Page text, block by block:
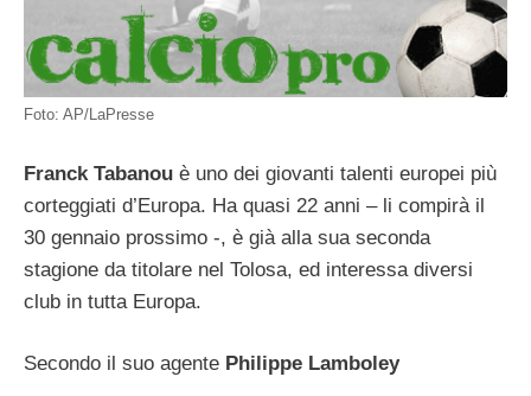
Foto: AP/LaPresse
Franck Tabanou è uno dei giovanti talenti europei più
corteggiati d’Europa. Ha quasi 22 anni – li compirà il
30 gennaio prossimo -, è già alla sua seconda
stagione da titolare nel Tolosa, ed interessa diversi
club in tutta Europa.
Secondo il suo agente Philippe Lamboley